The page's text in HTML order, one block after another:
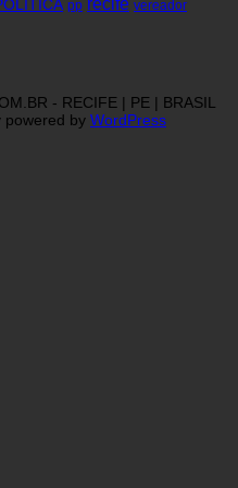
pp vereador
- RECIFE | PE | BRASIL
powered by WordPress